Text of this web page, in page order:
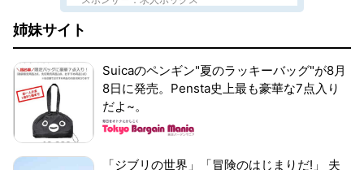
姉妹サイト
Suicaのペンギン"夏のラッキーバッグ"が8月
8日に発売。Pensta史上最も豪華な7点入り
だよ~。
「ジブリの世界」「冒険のはじまりだ!」 夫